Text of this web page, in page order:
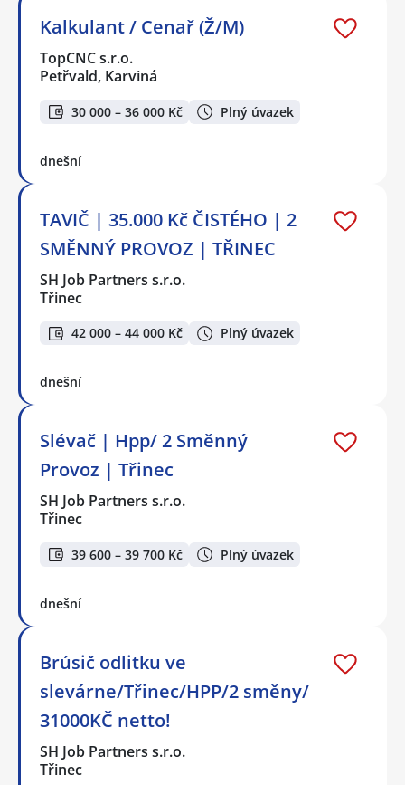
Kalkulant / Cenař (Ž/M)
TopCNC s.r.o.
Petřvald, Karviná
30 000 – 36 000 Kč Plný úvazek
dnešní
TAVIČ | 35.000 Kč ČISTÉHO | 2
SMĚNNÝ PROVOZ | TŘINEC
SH Job Partners s.r.o.
Třinec
42 000 – 44 000 Kč Plný úvazek
dnešní
Slévač | Hpp/ 2 Směnný
Provoz | Třinec
SH Job Partners s.r.o.
Třinec
39 600 – 39 700 Kč Plný úvazek
dnešní
Brúsič odlitku ve
slevárne/Třinec/HPP/2 směny/
31000KČ netto!
SH Job Partners s.r.o.
Třinec